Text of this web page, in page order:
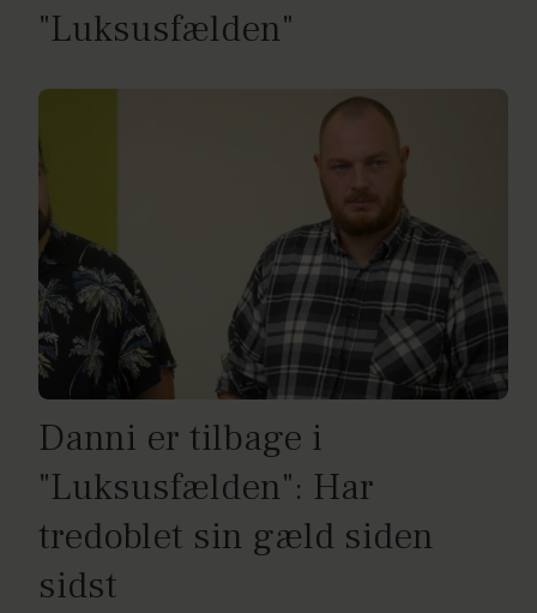
"Luksusfælden"
Danni er tilbage i
"Luksusfælden": Har
tredoblet sin gæld siden
sidst